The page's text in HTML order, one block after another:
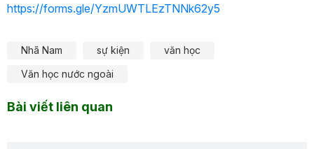
https://forms.gle/YzmUWTLEzTNNk62y5
Nhã Nam sự kiện
văn học
Văn học nước ngoài
Bài viết liên quan